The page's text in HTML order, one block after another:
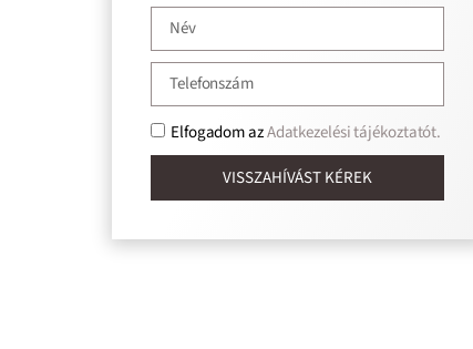
Elfogadom azAdatkezelési tájékoztatót.
VISSZAHÍVÁST KÉREK